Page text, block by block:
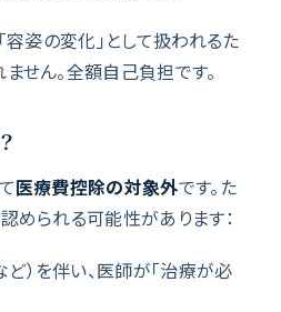
容姿の変化」として扱われるた
せん。全額自己負担です。
医療費控除の対象外です。た
められる可能性があります：
）を伴い、医師が「治療が必